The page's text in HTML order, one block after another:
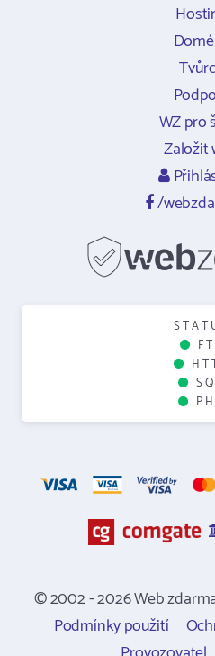
WZ pro
Založit
/
© 2002 - 2026 Web
Podmínky použití